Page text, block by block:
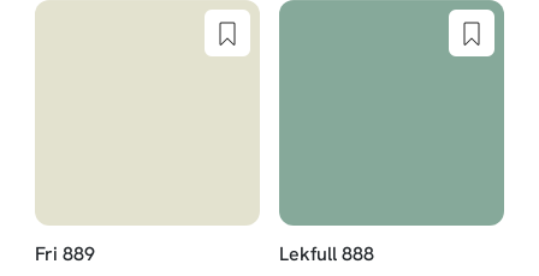
Fri 889 Lekfull 888